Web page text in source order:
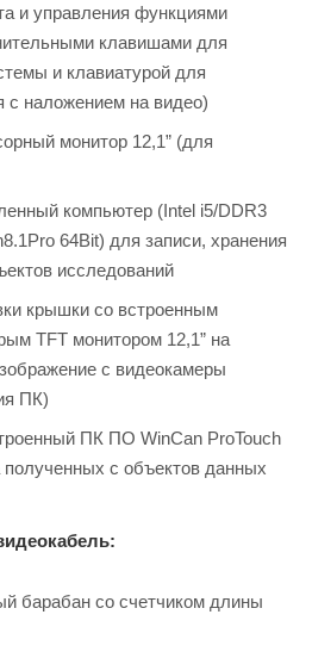
и управления функциями
клавишами для
и клавиатурой для
с наложением на видео)
монитор 12,1” (для
компьютер (Intel i5/DDR3
64Bit) для записи, хранения
исследований
крышки со встроенным
TFT монитором 12,1” на
с видеокамеры
ПК)
ПК ПО WinCan ProTouch
полученных с объектов данных
барабан со счетчиком длины